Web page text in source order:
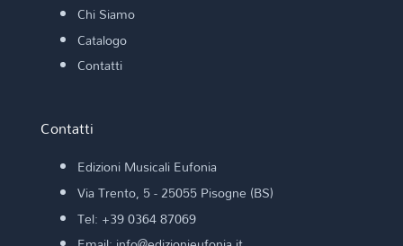
Chi Siamo
Catalogo
Contatti
Contatti
Edizioni Musicali Eufonia
Via Trento, 5 - 25055 Pisogne (BS)
Tel: +39 0364 87069